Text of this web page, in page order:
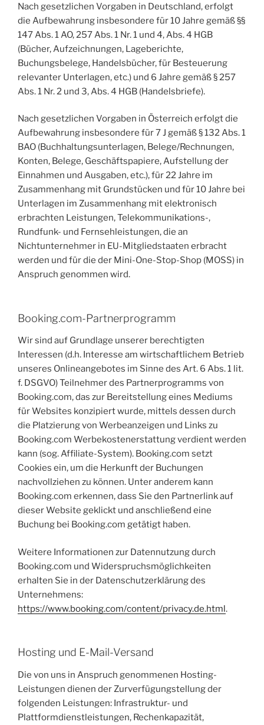
Nach gesetzlichen Vorgaben in Deutschland, erfolgt
die Aufbewahrung insbesondere für 10 Jahre gemäß §§
147 Abs. 1 AO, 257 Abs. 1 Nr. 1 und 4, Abs. 4 HGB
(Bücher, Aufzeichnungen, Lageberichte,
Buchungsbelege, Handelsbücher, für Besteuerung
relevanter Unterlagen, etc.) und 6 Jahre gemäß § 257
Abs. 1 Nr. 2 und 3, Abs. 4 HGB (Handelsbriefe).
Nach gesetzlichen Vorgaben in Österreich erfolgt die
Aufbewahrung insbesondere für 7 J gemäß § 132 Abs. 1
BAO (Buchhaltungsunterlagen, Belege/Rechnungen,
Konten, Belege, Geschäftspapiere, Aufstellung der
Einnahmen und Ausgaben, etc.), für 22 Jahre im
Zusammenhang mit Grundstücken und für 10 Jahre bei
Unterlagen im Zusammenhang mit elektronisch
erbrachten Leistungen, Telekommunikations-,
Rundfunk- und Fernsehleistungen, die an
Nichtunternehmer in EU-Mitgliedstaaten erbracht
werden und für die der Mini-One-Stop-Shop (MOSS) in
Anspruch genommen wird.
Booking.com-Partnerprogramm
Wir sind auf Grundlage unserer berechtigten
Interessen (d.h. Interesse am wirtschaftlichem Betrieb
unseres Onlineangebotes im Sinne des Art. 6 Abs. 1 lit.
f. DSGVO) Teilnehmer des Partnerprogramms von
Booking.com, das zur Bereitstellung eines Mediums
für Websites konzipiert wurde, mittels dessen durch
die Platzierung von Werbeanzeigen und Links zu
Booking.com Werbekostenerstattung verdient werden
kann (sog. Affiliate-System). Booking.com setzt
Cookies ein, um die Herkunft der Buchungen
nachvollziehen zu können. Unter anderem kann
Booking.com erkennen, dass Sie den Partnerlink auf
dieser Website geklickt und anschließend eine
Buchung bei Booking.com getätigt haben.
Weitere Informationen zur Datennutzung durch
Booking.com und Widerspruchsmöglichkeiten
erhalten Sie in der Datenschutzerklärung des
Unternehmens:
https://www.booking.com/content/privacy.de.html.
Hosting und E-Mail-Versand
Die von uns in Anspruch genommenen Hosting-
Leistungen dienen der Zurverfügungstellung der
folgenden Leistungen: Infrastruktur- und
Plattformdienstleistungen, Rechenkapazität,